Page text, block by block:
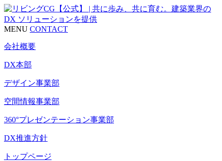
MENU CONTACT
会社概要
DX本部
デザイン事業部
空間情報事業部
360°プレゼンテーション事業部
DX推進方針
トップページ